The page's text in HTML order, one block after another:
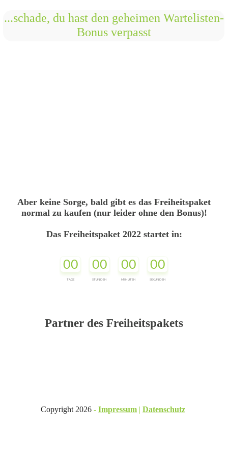
...schade, du hast den geheimen Wartelisten-
Bonus verpasst
Aber keine Sorge, bald gibt es das Freiheitspaket
normal zu kaufen (nur leider ohne den Bonus)!
Das Freiheitspaket 2022 startet in:
00
TAGE
00
STUNDEN
00
MINUTEN
00
SEKUNDEN
Partner des Freiheitspakets
Copyright 2026 - Impressum | Datenschutz